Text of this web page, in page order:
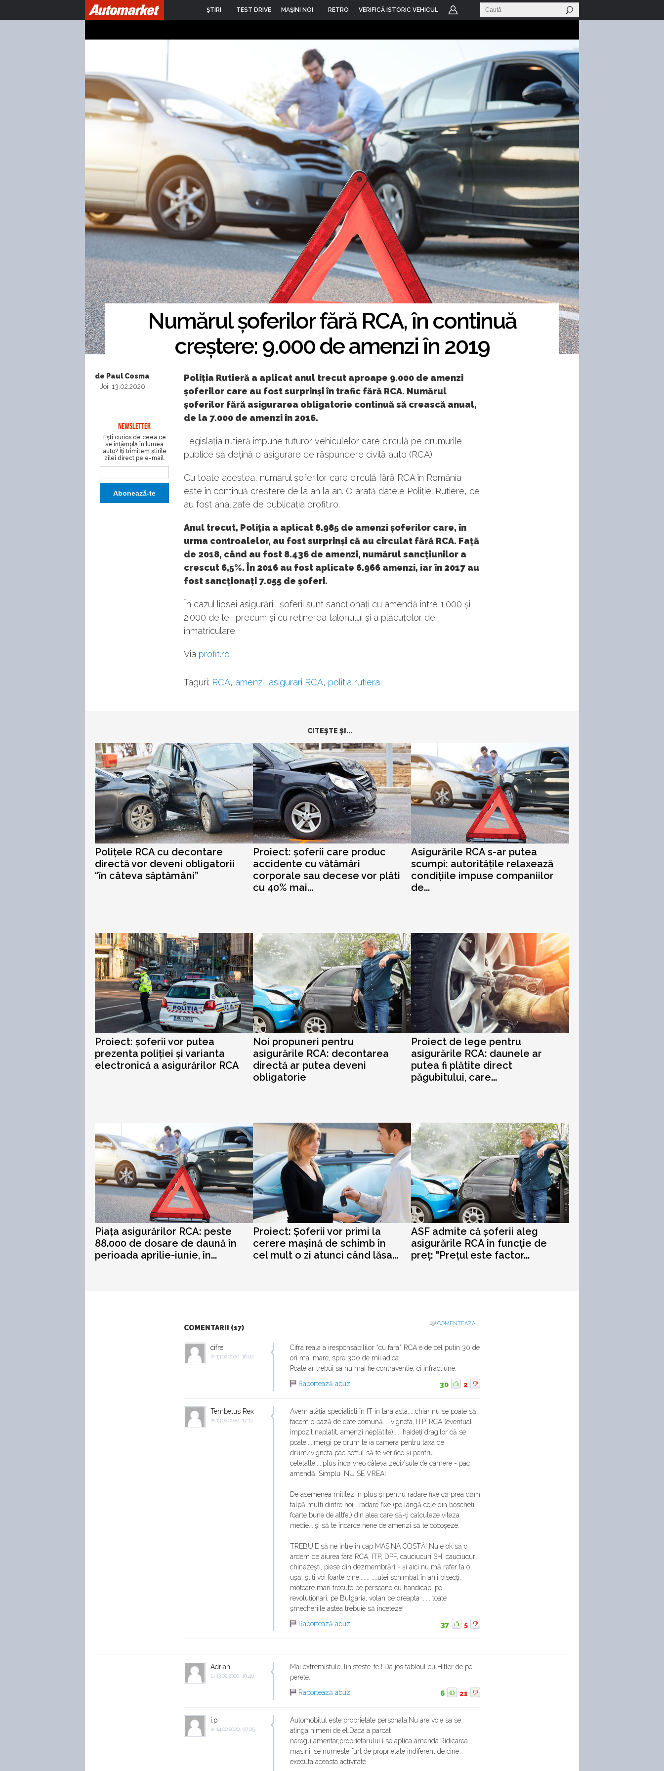
ŞTIRI TEST DRIVE MAŞINI NOI RETRO VERIFICĂ ISTORIC VEHICUL
Numărul șoferilor fără RCA, în continuă
creștere: 9.000 de amenzi în 2019
de Paul Cosma
Joi, 13.02.2020
NEWSLETTER
Eşti curios de ceea ce
se întâmplă în lumea
auto? Îţi trimitem ştirile
zilei direct pe e-mail.
Poliția Rutieră a aplicat anul trecut aproape 9.000 de amenzi
șoferilor care au fost surprinși în trafic fără RCA. Numărul
șoferilor fără asigurarea obligatorie continuă să crească anual,
de la 7.000 de amenzi în 2016.
Legislația rutieră impune tuturor vehiculelor care circulă pe drumurile
publice să dețină o asigurare de răspundere civilă auto (RCA).
Cu toate acestea, numărul șoferilor care circulă fără RCA în România
este în continuă creștere de la an la an. O arată datele Poliției Rutiere, ce
au fost analizate de publicația profit.ro.
Anul trecut, Poliția a aplicat 8.985 de amenzi șoferilor care, în
urma controalelor, au fost surprinși că au circulat fără RCA. Față
de 2018, când au fost 8.436 de amenzi, numărul sancțiunilor a
crescut 6,5%. În 2016 au fost aplicate 6.966 amenzi, iar în 2017 au
fost sancționați 7.055 de șoferi.
În cazul lipsei asigurării, șoferii sunt sancționați cu amendă între 1.000 și
2.000 de lei, precum și cu reținerea talonului și a plăcuțelor de
înmatriculare.
Via profit.ro
Taguri: RCA, amenzi, asigurari RCA, politia rutiera
CITEŞTE ŞI...
Polițele RCA cu decontare
directă vor deveni obligatorii
“în câteva săptămâni”
Proiect: șoferii care produc
accidente cu vătămări
corporale sau decese vor plăti
cu 40% mai...
Asigurările RCA s-ar putea
scumpi: autoritățile relaxează
condițiile impuse companiilor
de...
Proiect: șoferii vor putea
prezenta poliției și varianta
electronică a asigurărilor RCA
Noi propuneri pentru
asigurările RCA: decontarea
directă ar putea deveni
obligatorie
Proiect de lege pentru
asigurările RCA: daunele ar
putea fi plătite direct
păgubitului, care...
Piața asigurărilor RCA: peste
88.000 de dosare de daună în
perioada aprilie-iunie, în...
Proiect: Șoferii vor primi la
cerere mașină de schimb în
cel mult o zi atunci când lăsa...
ASF admite că șoferii aleg
asigurările RCA în funcție de
preț: "Prețul este factor...
COMENTARII (17)
COMENTEAZA
cifre
la 13.02.2020, 16:02
Cifra reala a iresponsabililor *cu fara* RCA e de cel putin 30 de
ori mai mare, spre 300 de mii adica.
Poate ar trebui sa nu mai fie contraventie, ci infractiune.
Raportează abuz
30 2
Tembelus Rex
la 13.02.2020, 17:13
Avem atâția specialiști în IT in tara asta.....chiar nu se poate să
facem o bază de date comună.... vigneta, ITP, RCA (eventual
impozit neplatit, amenzi neplătite)..... haideți dragilor că se
poate.....mergi pe drum te ia camera pentru taxa de
drum/vigneta pac softul să te verifice și pentru
celelalte.....plus încă vreo câteva zeci/sute de camere - pac
amendă. Simplu. NU SE VREA!
De asemenea militez in plus și pentru radare fixe că prea dăm
talpă multi dintre noi....radare fixe (pe lângă cele din boscheți
foarte bune de altfel) din alea care să-ți calculeze viteza
medie....și să te încarce nene de amenzi să te cocoșeze.
TREBUIE să ne intre in cap MASINA COSTĂ! Nu e ok să o
ardem de aiurea fara RCA, ITP, DPF, cauciucuri SH, cauciucuri
chinezești, piese din dezmembrări - și aici nu mă refer la o
ușă, știți voi foarte bine....... ....ulei schimbat în anii bisecți,
motoare mari trecute pe persoane cu handicap, pe
revoluționari, pe Bulgaria, volan pe dreapta ...... toate
șmecheriile astea trebuie să înceteze!
Raportează abuz
37 5
Adrian
la 13.02.2020, 19:46
Mai extremistule, linisteste-te ! Da jos tabloul cu Hitler de pe
perete.
Raportează abuz
6 21
i.p
la 14.02.2020, 07:25
Automobilul este proprietate personala.Nu are voie sa se
atinga nimeni de el.Daca a parcat
neregulamentar,proprietarului i se aplica amenda.Ridicarea
masinii se numeste furt de proprietate indiferent de cine
executa aceasta activitate.